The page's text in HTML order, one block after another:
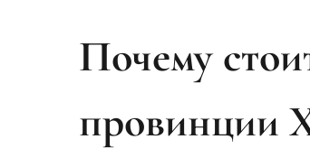
Почему
провинции